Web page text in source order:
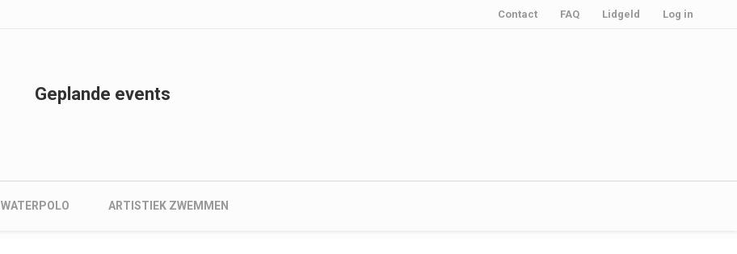
Contact FAQ Lidgeld Log in
Geplande events
WATERPOLO ARTISTIEK ZWEMMEN